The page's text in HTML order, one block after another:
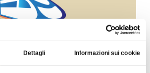
Dettagli Informazioni sui cookie